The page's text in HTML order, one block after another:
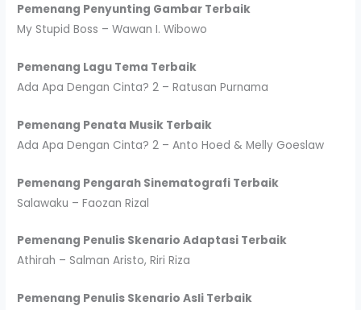
Pemenang Penyunting Gambar Terbaik
My Stupid Boss – Wawan I. Wibowo
Pemenang Lagu Tema Terbaik
Ada Apa Dengan Cinta? 2 – Ratusan Purnama
Pemenang Penata Musik Terbaik
Ada Apa Dengan Cinta? 2 – Anto Hoed & Melly Goeslaw
Pemenang Pengarah Sinematografi Terbaik
Salawaku – Faozan Rizal
Pemenang Penulis Skenario Adaptasi Terbaik
Athirah – Salman Aristo, Riri Riza
Pemenang Penulis Skenario Asli Terbaik